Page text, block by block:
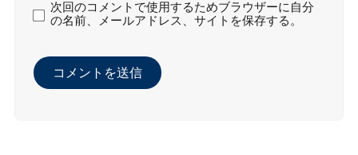
次回のコメントで使用するためブラウザーに自分
の名前、メールアドレス、サイトを保存する。